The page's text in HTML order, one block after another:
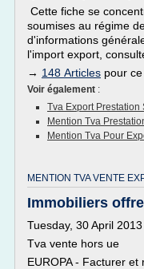
Cette fiche se
soumises au régime
d'informations
l'import export,
→ 148 Articles pour
Voir également :
Tva Export Prestation
Mention Tva
Mention Tva Pour
MENTION TVA VENTE
Immobiliers
Tuesday, 30 April 2013
Tva vente hors ue
EUROPA - Facturer